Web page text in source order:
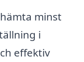
minst
i
effektiv